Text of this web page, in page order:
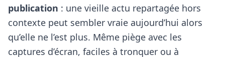
publication : une vieille actu repartagée hors
contexte peut sembler vraie aujourd’hui alors
qu’elle ne l’est plus. Même piège avec les
captures d’écran, faciles à tronquer ou à